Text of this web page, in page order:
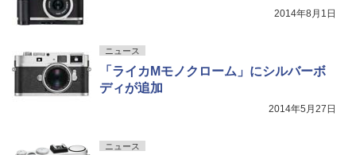
2014年8月1日
ニュース
「ライカMモノクローム」にシルバーボ
ディが追加
2014年5月27日
ニュース